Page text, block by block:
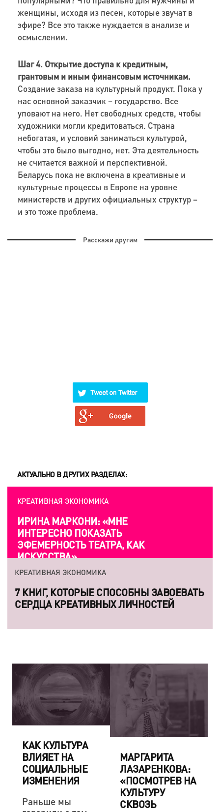
женщины, исходя из песен, которые звучат в
эфире? Все это также нуждается в анализе и
осмыслении.
Шаг 4. Открытие доступа к кредитным,
грантовым и иным финансовым источникам.
Создание заказа на культурный продукт. Пока у
нас основной заказчик – государство. Все
уповают на него. Нет свободных средств, чтобы
художники могли кредитоваться. Страна
небогатая, и условий заниматься культурой,
чтобы это было выгодно, нет. Эта деятельность
не считается важной и перспективной.
Беларусь пока не включена в креативные и
культурные процессы в Европе на уровне
министерств и других официальных структур –
и это тоже проблема.
Расскажи другим
АКТУАЛЬНО В ДРУГИХ РАЗДЕЛАХ:
КРЕАТИВНАЯ ЭКОНОМИКА
ИРИНА МАРКОНИ: «МНЕ
ИНТЕРЕСНО ПОКАЗАТЬ
ЭФЕМЕРНОСТЬ ТЕАТРА, КАК
ИСКУССТВА»
КРЕАТИВНАЯ ЭКОНОМИКА
7 КНИГ, КОТОРЫЕ СПОСОБНЫ ЗАВОЕВАТЬ
СЕРДЦА КРЕАТИВНЫХ ЛИЧНОСТЕЙ
КАК КУЛЬТУРА
ВЛИЯЕТ НА
СОЦИАЛЬНЫЕ
ИЗМЕНЕНИЯ
Раньше мы
МАРГАРИТА
ЛАЗАРЕНКОВА:
«ПОСМОТРЕВ НА
КУЛЬТУРУ
СКВОЗЬ